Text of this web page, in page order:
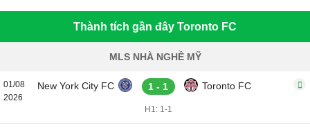
Thành tích gần đây Toronto FC
MLS NHÀ NGHỀ MỸ
01/08
2026
New York City FC 1 - 1 Toronto FC
H1: 1-1